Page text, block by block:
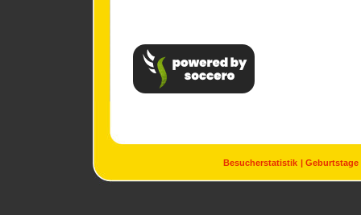
Besucherstatistik Geburtstage